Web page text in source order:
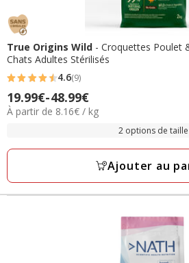
True Origins Wild - Croquettes Poulet
Chats Adultes Stérilisés
4.6
étoiles
avec
avis
4.6(9)
Prix
de
19.99€-48.99€
8.16€
À partir de 8.16€ / kg
2 options de taille
Ajouter au